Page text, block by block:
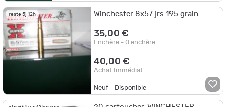
reste 5j 12h Winchester 8x57 jrs 195 grain
35,00 €
Enchère - 0 enchère
40,00 €
Achat Immédiat
Neuf - Disponible